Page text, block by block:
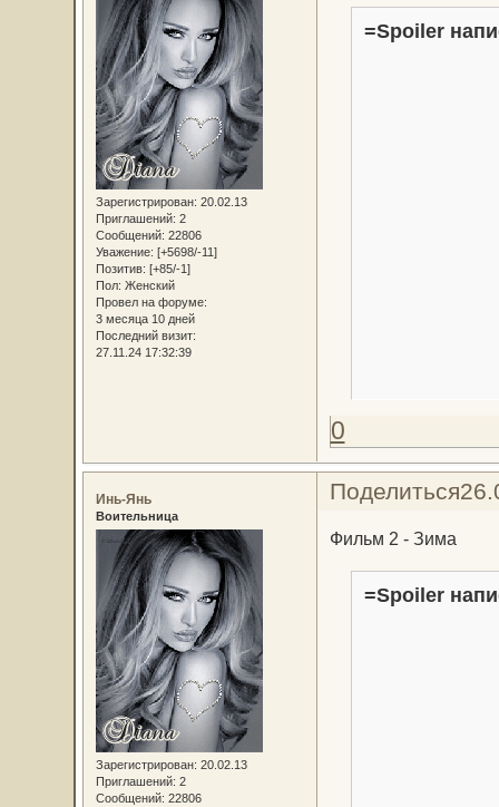
Зарегистрирован: 20.02.13
Приглашений: 2
Сообщений: 22806
Уважение: [+5698/-11]
Позитив: [+85/-1]
Пол: Женский
Провел на форуме:
3 месяца 10 дней
Последний визит:
27.11.24 17:32:39
=Spoiler
0
Поделиться
Инь-Янь
Воительница
Зарегистрирован: 20.02.13
Приглашений: 2
Сообщений: 22806
Фильм 2 - Зима
=Spoiler